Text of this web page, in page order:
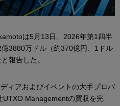
は5月13日、2026年第1四半
億3880万ドル（約370億円、1ドル
報告した。
ィアおよびイベントの大手プロバ
UTXO Managementの買収を完